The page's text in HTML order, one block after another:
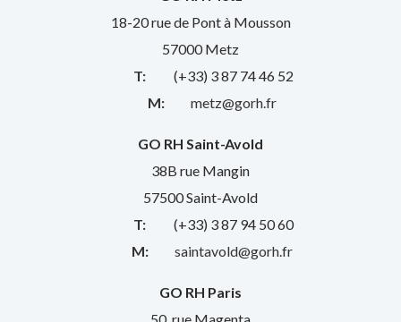
18-20 rue de Pont à Mousson
57000 Metz
T:
(+33) 3 87 74 46 52
M:
metz@gorh.fr
GO RH Saint-Avold
38B rue Mangin
57500 Saint-Avold
T:
(+33) 3 87 94 50 60
M:
saintavold@gorh.fr
GO RH Paris